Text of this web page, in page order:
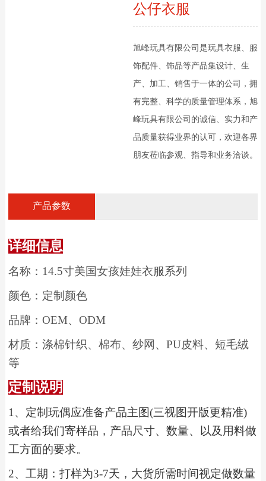
公仔衣服
旭峰玩具有限公司是玩具衣服、服
饰配件、饰品等产品集设计、生
产、加工、销售于一体的公司，拥
有完整、科学的质量管理体系，旭
峰玩具有限公司的诚信、实力和产
品质量获得业界的认可，欢迎各界
朋友莅临参观、指导和业务洽谈。
产品参数
详细信息
名称： 14.5寸美国女孩娃娃衣服系列
颜色：定制颜色
品牌： OEM、 ODM
材质：涤棉针织、棉布、纱网、 PU皮料、短毛绒
等
定制说明
1 、 定制玩偶应准备产品主图(三视图开版更精准)
或者给我们寄样品，产品尺寸、数量、以及用料做
工方面的要求。
2、工期：打样为3-7天，大货所需时间视定做数量